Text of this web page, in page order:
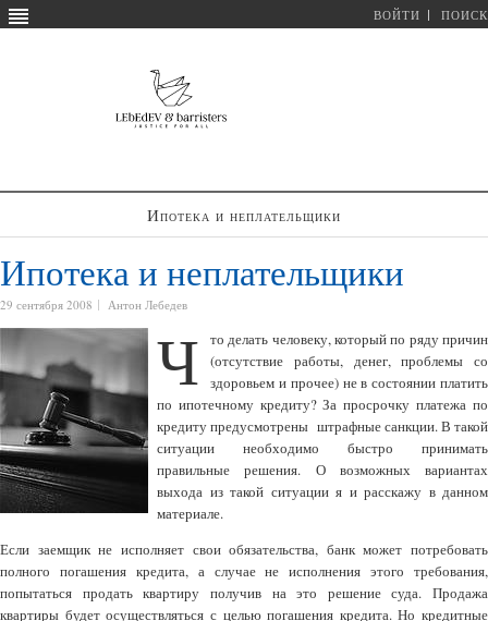
ВОЙТИ ПОИСК
Ипотека и неплательщики
Ипотека и неплательщики
29 сентября 2008 Антон Лебедев
Ч
то делать человеку, который по ряду причин
(отсутствие работы, денег, проблемы со
здоровьем и прочее) не в состоянии платить
по ипотечному кредиту? За просрочку платежа по
кредиту предусмотрены штрафные санкции. В такой
ситуации необходимо быстро принимать
правильные решения. О возможных вариантах
выхода из такой ситуации я и расскажу в данном
материале.
Если заемщик не исполняет свои обязательства, банк может потребовать
полного погашения кредита, а случае не исполнения этого требования,
попытаться продать квартиру получив на это решение суда. Продажа
квартиры будет осуществляться с целью погашения кредита. Но кредитные